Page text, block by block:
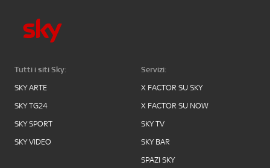
Tutti i siti Sky:
SKY ARTE
SKY TG24
SKY SPORT
SKY VIDEO
Servizi:
X FACTOR SU SKY
X FACTOR SU NOW
SKY TV
SKY BAR
SPAZI SKY